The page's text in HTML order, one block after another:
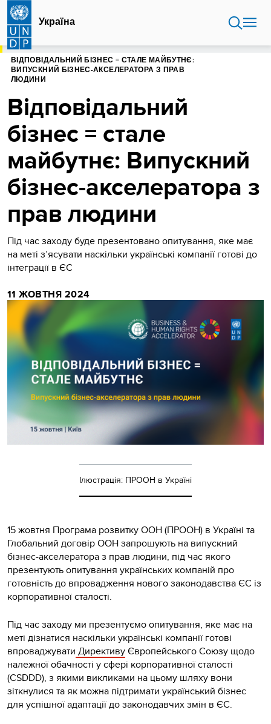
Перейти
основного
вмісту
Україна
ГОЛОВНА
ВІДПОВІДАЛЬНИЙ БІЗНЕС = СТАЛЕ МАЙБУТНЄ:
ВИПУСКНИЙ БІЗНЕС-АКСЕЛЕРАТОРА З ПРАВ
ЛЮДИНИ
Відповідальний
бізнес = стале
майбутнє: Випускний
бізнес-акселератора з
прав людини
Під час заходу буде презентовано опитування, яке має
на меті з’ясувати наскільки українські компанії готові до
інтеграції в ЄС
11 ЖОВТНЯ 2024
Ілюстрація: ПРООН в Україні
15 жовтня Програма розвитку ООН (ПРООН) в Україні та
Глобальний договір ООН запрошують на випускний
бізнес-акселератора з прав людини, під час якого
презентують опитування українських компаній про
готовність до впровадження нового законодавства ЄС із
корпоративної сталості.
Під час заходу ми презентуємо опитування, яке має на
меті дізнатися наскільки українські компанії готові
впроваджувати ДирективуЄвропейського Союзу щодо
належної обачності у сфері корпоративної сталості
(CSDDD), з якими викликами на цьому шляху вони
зіткнулися та як можна підтримати український бізнес
для успішної адаптації до законодавчих змін в ЄС.